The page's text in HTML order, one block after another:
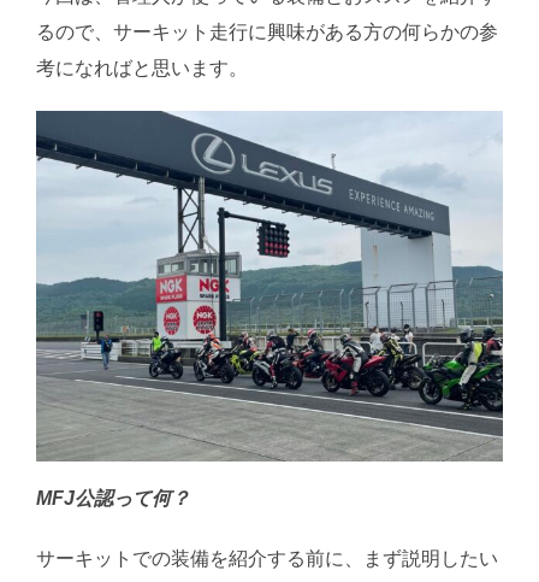
るので、サーキット走行に興味がある方の何らかの参
考になればと思います。
MFJ公認って何？
サーキットでの装備を紹介する前に、まず説明したい